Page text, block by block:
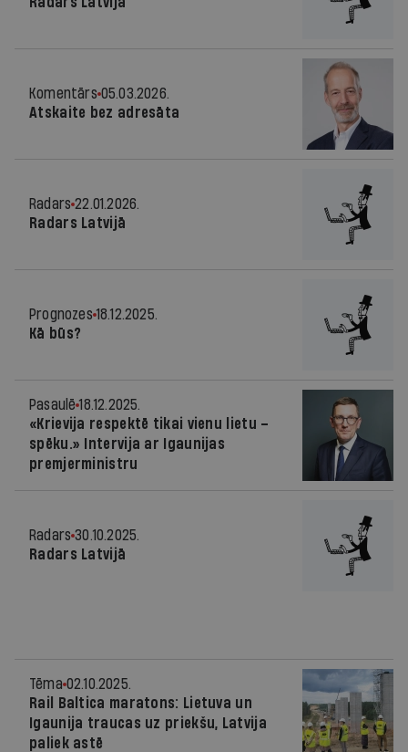
Komentārs 05.03.2026.
Atskaite bez adresāta
Radars 22.01.2026.
Radars Latvijā
Prognozes 18.12.2025.
Kā būs?
Pasaulē 18.12.2025.
«Krievija respektē tikai vienu lietu –
spēku.» Intervija ar Igaunijas
premjerministru
Radars 30.10.2025.
Radars Latvijā
Tēma 02.10.2025.
Rail Baltica maratons: Lietuva un
Igaunija traucas uz priekšu, Latvija
paliek astē